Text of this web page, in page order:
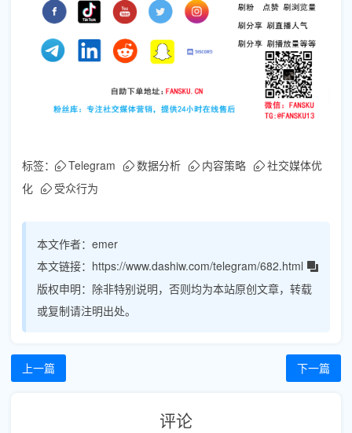
标签： Telegram 数据分析 内容策略
社交媒体优
化
受众行为
本文作者： emer
本文链接： https://www.dashiw.com/telegram/682.html
版权申明： 除非特别说明，否则均为本站原创文章，转载
或复制请注明出处。
上一篇 下一篇
评论